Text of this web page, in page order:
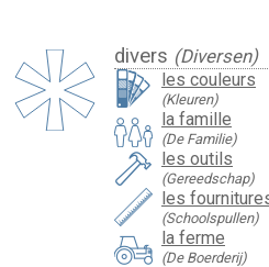
divers (Diversen)
les couleurs
(Kleuren)
la famille
(De Familie)
les outils
(Gereedschap)
les
(Schoolspullen)
la ferme
(De Boerderij)